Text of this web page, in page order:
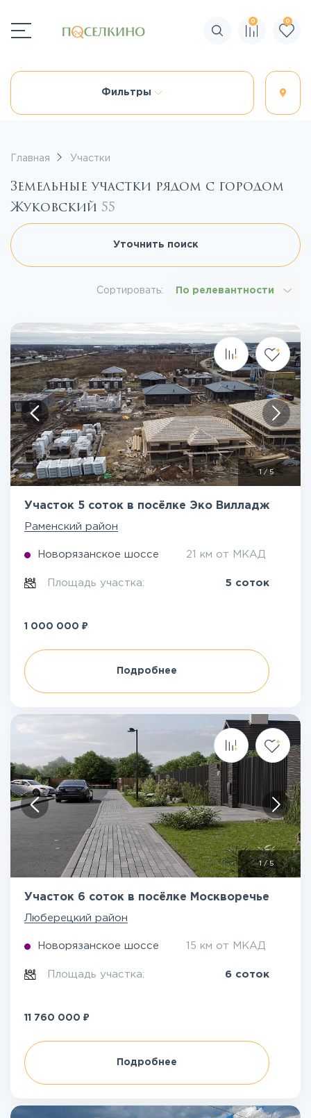
Поиск по сайту
0 0
Фильтры
Главная Участки
Земельные участки рядом с городом
Жуковский 55
Уточнить поиск
Сортировать: По релевантности
1/ 5
Участок 5 соток в посёлке Эко Вилладж
Раменский район
Новорязанское шоссе 21 км от МКАД
Площадь участка: 5 соток
1 000 000 ₽
Подробнее
1/5
Участок 6 соток в посёлке Москворечье
Люберецкий район
Новорязанское шоссе 15 км от МКАД
Площадь участка: 6 соток
11 760 000 ₽
Подробнее